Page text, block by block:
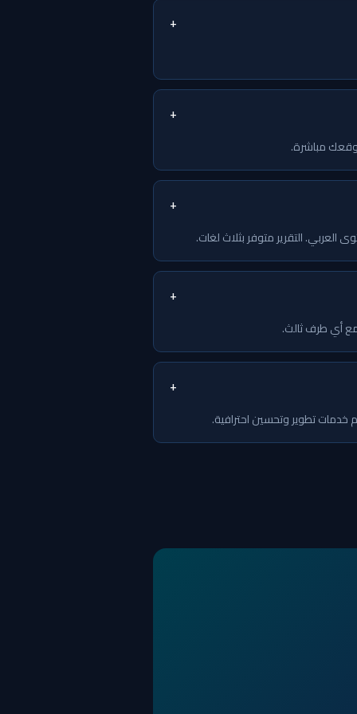
+
+
+
+
مع أي طرف ثالث.
+
خدمات تطوير وتحسين احترافية.